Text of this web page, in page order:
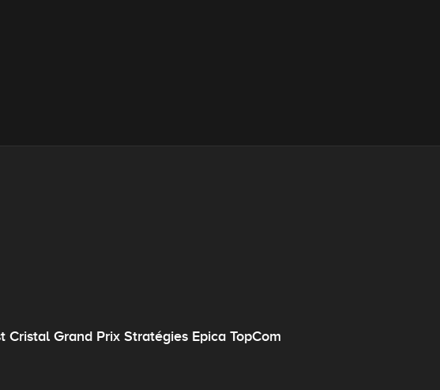
Grand Prix Stratégies Epica TopCom